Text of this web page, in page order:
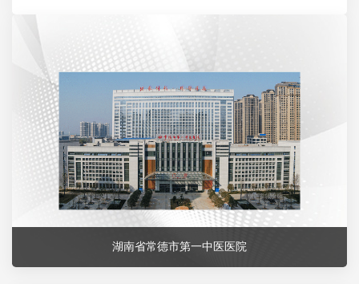
湖南省常德市第一中医医院